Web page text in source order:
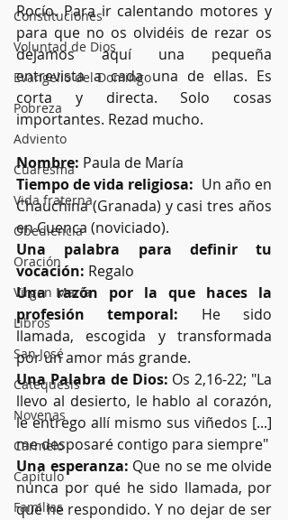
Constituciones
Voluntad de Dios
Evangelio del Domingo
Pobreza
Adviento
Cuaresma
Vida fraterna
Obediencia
Oración
Virgen María
Libros
San José
Catequesis
Novenas
Carmelo
Capítulo
Familias
Rocío. Para ir calentando motores y
para que no os olvidéis de rezar os
dejamos aquí una pequeña
entrevista a cada una de ellas. Es
corta y directa. Solo cosas
importantes. Rezad mucho.
Nombre: Paula de María
Tiempo de vida religiosa:
  Un año en
Chauchina (Granada) y casi tres años
en Cuenca (noviciado).
Una palabra para definir tu
vocación: Regalo
Una razón por la que haces la
profesión temporal: He sido
llamada, escogida y transformada
por un amor más grande.
Una Palabra de Dios: Os 2,16-22; "La
llevo al desierto, le hablo al corazón,
le entrego allí mismo sus viñedos [...]
me desposaré contigo para siempre"
Una esperanza: Que no se me olvide
nunca por qué he sido llamada, por
qué he respondido. Y no dejar de ser